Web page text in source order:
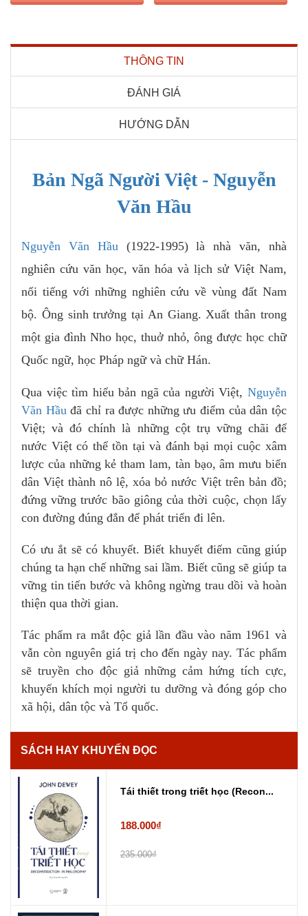
THÔNG TIN
ĐÁNH GIÁ
HƯỚNG DẪN
Bản Ngã Người Việt - Nguyễn
Văn Hầu
Nguyễn Văn Hầu (1922-1995) là nhà văn, nhà
nghiên cứu văn học, văn hóa và lịch sử Việt Nam,
nổi tiếng với những nghiên cứu về vùng đất Nam
bộ. Ông sinh trưởng tại An Giang. Xuất thân trong
một gia đình Nho học, thuở nhỏ, ông được học chữ
Quốc ngữ, học Pháp ngữ và chữ Hán.
Qua việc tìm hiểu bản ngã của người Việt, Nguyễn
Văn Hầu đã chỉ ra được những ưu điểm của dân tộc
Việt; và đó chính là những cột trụ vững chãi để
nước Việt có thể tồn tại và đánh bại mọi cuộc xâm
lược của những kẻ tham lam, tàn bạo, âm mưu biến
dân Việt thành nô lệ, xóa bỏ nước Việt trên bản đồ;
đứng vững trước bão giông của thời cuộc, chọn lấy
con đường đúng đắn để phát triển đi lên.
Có ưu ắt sẽ có khuyết. Biết khuyết điểm cũng giúp
chúng ta hạn chế những sai lầm. Biết cũng sẽ giúp ta
vững tin tiến bước và không ngừng trau dồi và hoàn
thiện qua thời gian.
Tác phẩm ra mắt độc giả lần đầu vào năm 1961 và
vẫn còn nguyên giá trị cho đến ngày nay. Tác phẩm
sẽ truyền cho độc giả những cảm hứng tích cực,
khuyến khích mọi người tu dưỡng và đóng góp cho
xã hội, dân tộc và Tổ quốc.
SÁCH HAY KHUYẾN ĐỌC
Tái thiết trong triết học (Recon...
188.000₫
235.000₫